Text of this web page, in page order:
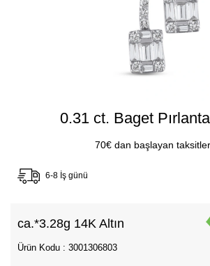
0.31 ct. Baget
70€ dan başlayan
6-8 İş günü
ca.*3.28g 14K Altın
Ürün Kodu : 3001306803